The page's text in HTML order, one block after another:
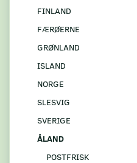
FINLAND
FÆRØERNE
GRØNLAND
ISLAND
NORGE
SLESVIG
SVERIGE
ÅLAND
POSTFRISK